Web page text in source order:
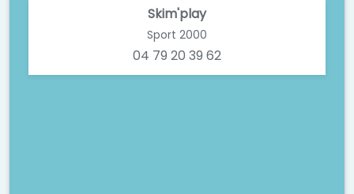
Skim'play
Sport 2000
04 79 20 39 62